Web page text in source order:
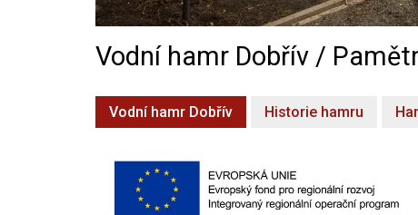
Vodní hamr Dobřív /
Vodní hamr Dobřív Historie hamru